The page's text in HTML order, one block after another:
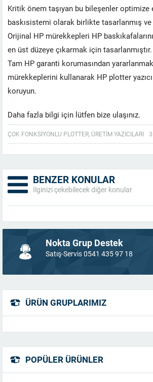
Kritik önem taşıyan bu bileşenler
baskısistemi olarak birlikte tasarlanmış
Orijinal HP mürekkepleri HP
en üst düzeye çıkarmak için tasarlanmıştır.
Tam HP garanti korumasından
mürekkeplerini kullanarak HP plotter yazıcı
koruyun.
Daha fazla bilgi için lütfen bize ulaşınız.
ÇOK FONKSIYONLU PLOTTER ÜRETIM YAZICILARI
BENZER KONULAR
İlginizi çekebilecek diğer konular
Nokta Grup Destek
Satış-Servis 0541 435 97 18
ÜRÜN GRUPLARIMIZ
POPÜLER ÜRÜNLER